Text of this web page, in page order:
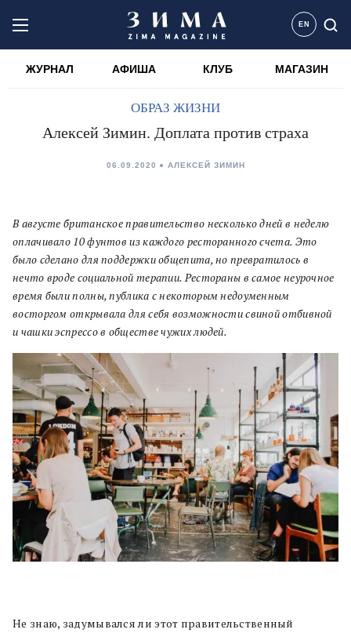
EN
ЖУРНАЛ АФИША КЛУБ МАГАЗИН
ОБРАЗ ЖИЗНИ
Алексей Зимин. Доплата против страха
06.09.2020 АЛЕКСЕЙ ЗИМИН
В августе британское правительство несколько дней в неделю
оплачивало 10 фунтов из каждого ресторанного счета. Это
было сделано для поддержки общепита, но превратилось в
нечто вроде социальной терапии. Рестораны в самое неурочное
время были полны, публика с некоторым недоуменным
восторгом открывала для себя возможности свиной отбивной
и чашки эспрессо в обществе чужих людей.
Не знаю, задумывался ли этот правительственный